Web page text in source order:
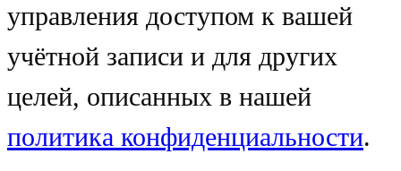
управления доступом к вашей
учётной записи и для других
целей, описанных в нашей
политика конфиденциальности.